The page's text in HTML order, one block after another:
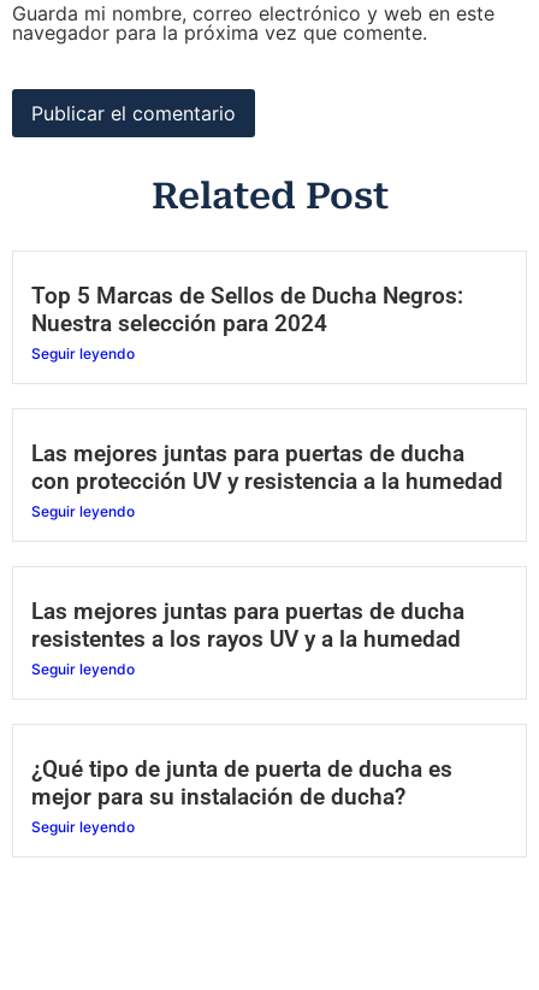
Guarda mi nombre, correo electrónico y web en este
navegador para la próxima vez que comente.
Related Post
Top 5 Marcas de Sellos de Ducha Negros:
Nuestra selección para 2024
Seguir leyendo
Las mejores juntas para puertas de ducha
con protección UV y resistencia a la humedad
Seguir leyendo
Las mejores juntas para puertas de ducha
resistentes a los rayos UV y a la humedad
Seguir leyendo
¿Qué tipo de junta de puerta de ducha es
mejor para su instalación de ducha?
Seguir leyendo